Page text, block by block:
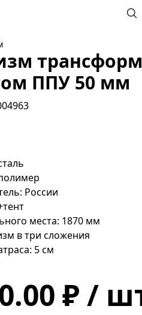
ППУ 50 мм
России
места: 1870 мм
в три сложения
5 см
₽ /